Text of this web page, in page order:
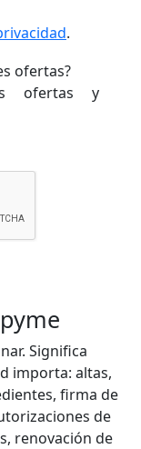
.
ofertas?
ofertas y
Significa
importa: altas,
firma de
de
renovación de